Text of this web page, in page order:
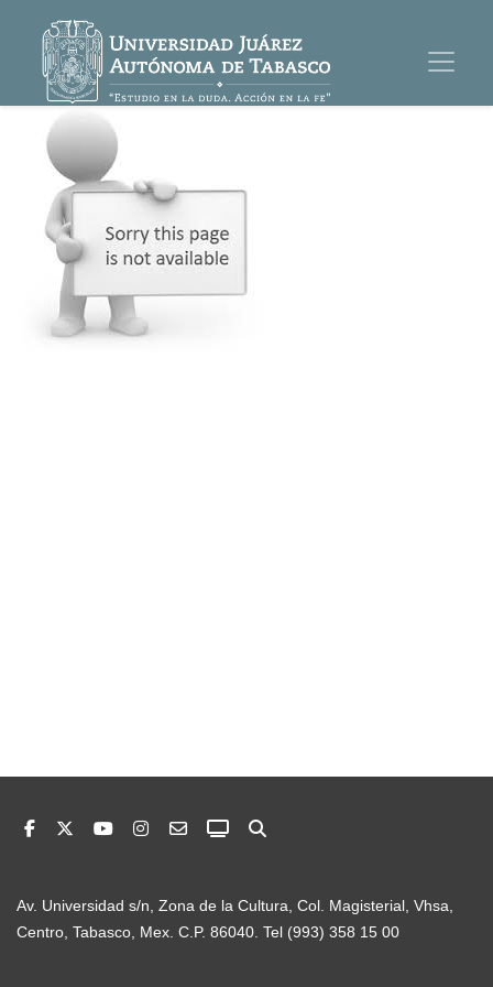
Av. Universidad s/n, Zona de la Cultura, Col. Magisterial, Vhsa,
Centro, Tabasco, Mex. C.P. 86040. Tel (993) 358 15 00